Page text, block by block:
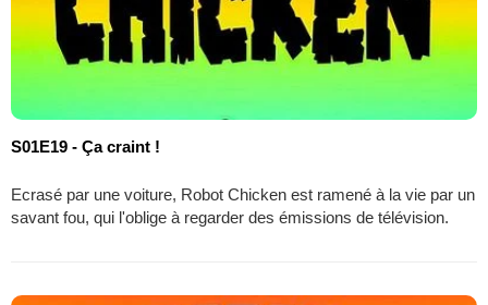
S01E19 - Ça craint !
Ecrasé par une voiture, Robot Chicken est ramené à la vie par un
savant fou, qui l'oblige à regarder des émissions de télévision.